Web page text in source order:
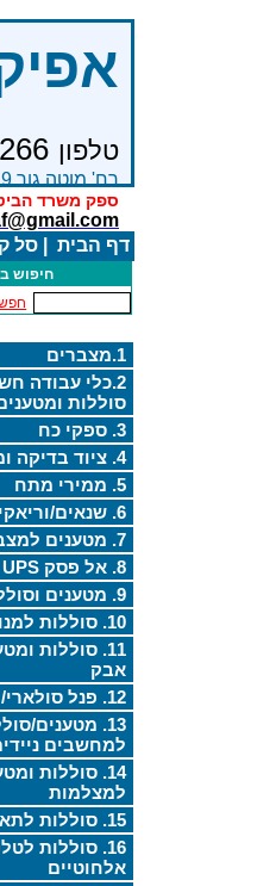
טלפון
רח' מוטה גור 9 פתח תקוה (קומת קרקע, מאחורי בניין Bׂ )
ספק משרד
דף הבית סל
חיפוש
1.מצברים
2.כלי עבודה
סוללות
3. ספקי כח
4. ציוד בדיקה ומדידה
5. ממירי מתח
6. שנאים/וריאקים
7. מטענים למצברים
8. אל פסק UPS
9. מטענים וסוללות ליתיום
10. סוללות למנופים
11. סוללות
אבק
12. פנל סולארי/ בקר טעינה
13. מטענים/
למחשבים
14. סוללות
למצלמות
15. סוללות לתאורת חירום
16. סוללות
אלחוטיים